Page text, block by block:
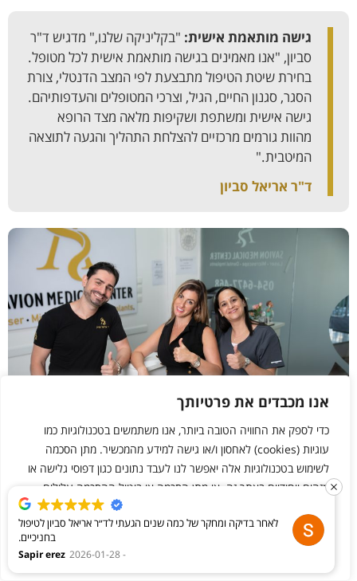
אנו מכבדים את פרטיותך
כדי לספק את החוויה הטובה ביותר, אנו משתמשים בטכנולוגיות כמו
עוגיות (cookies) לאחסון ו/או גישה למידע מהמכשיר. מתן הסכמה
לשימוש בטכנולוגיות אלה יאפשר לנו לעבד נתונים כגון דפוסי גלישה או
מזהים ייחודיים באתר זה. אי מתן הסכמה או ביטול ההסכמה עלולים
להשפיע לרעה על תפקודן של תכונות מסוימות ועל ביצועי האתר.
אשר הכל
גישה מותאמת אישית: "בקליניקה שלנו," מדגיש ד"ר
סביון, "אנו מאמינים בגישה מותאמת אישית לכל מטופל.
בחירת שיטת הטיפול מתבצעת לפי המצב הדנטלי, צורת
הסגר, סגנון החיים, הגיל, וצרכי המטופלים והעדפותיהם.
גישה אישית ומשתפת ושקיפות מלאה מצד הרופא
מהוות גורמים מרכזיים להצלחת התהליך והגעה לתוצאה
המיטבית."
ד"ר אריאל סביון
יישור שיניים למבוגרים: אף פעם לא מאוחר
לשפר את החיוך
יישור שיניים אינו מיועד רק לילדים ובני נוער. גם מבוגרים בכל גיל
לאחר בדיקה ומחקר של כמה שנים הגעתי לד״ר אריאל סביון לטיפול
בחניכיים.
מהרגע הראשון הרגשתי מקצועיות ברמה הכי גבוהה ניסיון יוצא דופן
Sapir erez 2026-01-28